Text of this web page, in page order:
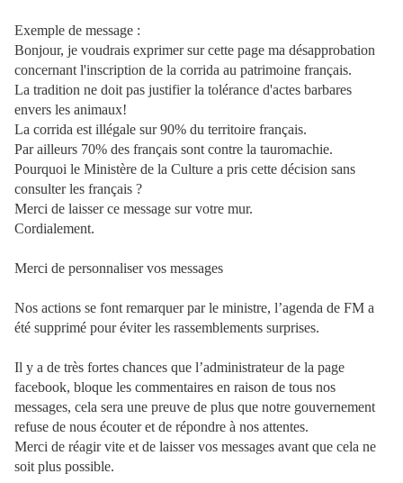
Exemple de message :
Bonjour, je voudrais exprimer sur cette page ma désapprobation
concernant l'inscription de la corrida au patrimoine français.
La tradition ne doit pas justifier la tolérance d'actes barbares
envers les animaux!
La corrida est illégale sur 90% du territoire français.
Par ailleurs 70% des français sont contre la tauromachie.
Pourquoi le Ministère de la Culture a pris cette décision sans
consulter les français ?
Merci de laisser ce message sur votre mur.
Cordialement.
Merci de personnaliser vos messages
Nos actions se font remarquer par le ministre, l’agenda de FM a
été supprimé pour éviter les rassemblements surprises.
Il y a de très fortes chances que l’administrateur de la page
facebook, bloque les commentaires en raison de tous nos
messages, cela sera une preuve de plus que notre gouvernement
refuse de nous écouter et de répondre à nos attentes.
Merci de réagir vite et de laisser vos messages avant que cela ne
soit plus possible.